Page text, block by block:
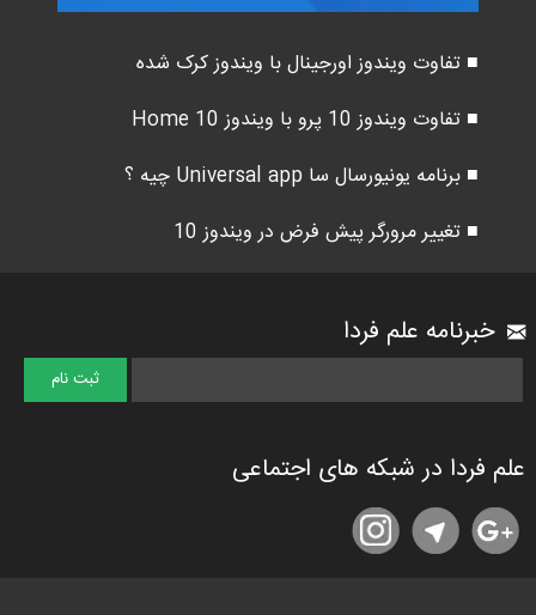
■ تفاوت ویندوز اورجینال با ویندوز کرک شده
■ تفاوت ویندوز 10 پرو با ویندوز 10 Home
■ برنامه یونیورسال سا Universal app چیه ؟
■ تغییر مرورگر پیش فرض در ویندوز 10
خبرنامه علم فردا
علم فردا در شبکه های اجتماعی